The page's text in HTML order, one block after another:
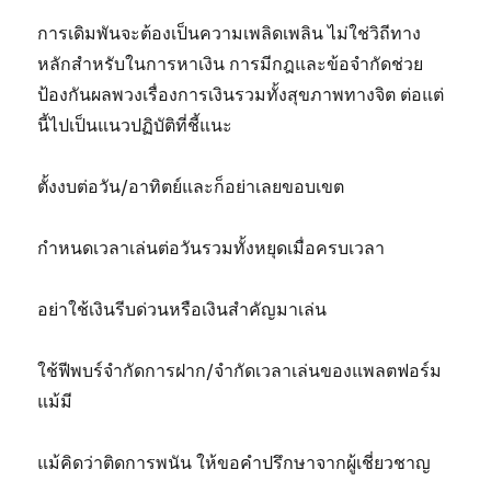
การเดิมพันจะต้องเป็นความเพลิดเพลิน ไม่ใช่วิถีทาง
หลักสำหรับในการหาเงิน การมีกฎและข้อจำกัดช่วย
ป้องกันผลพวงเรื่องการเงินรวมทั้งสุขภาพทางจิต ต่อแต่
นี้ไปเป็นแนวปฏิบัติที่ชี้แนะ
ตั้งงบต่อวัน/อาทิตย์และก็อย่าเลยขอบเขต
กำหนดเวลาเล่นต่อวันรวมทั้งหยุดเมื่อครบเวลา
อย่าใช้เงินรีบด่วนหรือเงินสำคัญมาเล่น
ใช้ฟีพบร์จำกัดการฝาก/จำกัดเวลาเล่นของแพลตฟอร์ม
แม้มี
แม้คิดว่าติดการพนัน ให้ขอคำปรึกษาจากผู้เชี่ยวชาญ